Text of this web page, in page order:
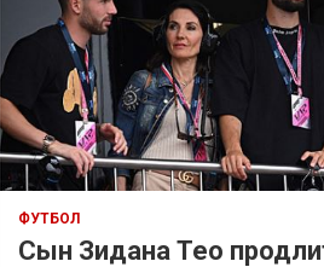
ФУТБОЛ
Сын Зидана Тео